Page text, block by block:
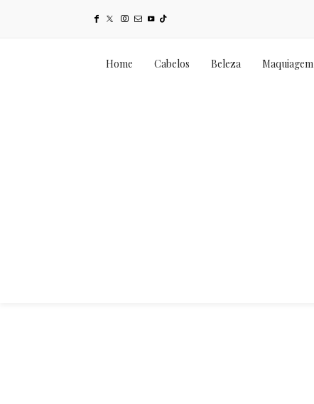
Home Cabelos Beleza Maquiagem